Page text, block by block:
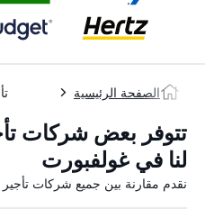
الصفحة الرئيسية
تتوفر بعض شركات
لنا في غولفبورت
نقدم مقارنة بين جميع شركات